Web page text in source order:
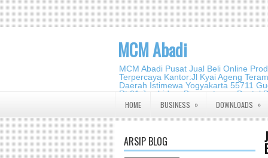
MCM Abadi
MCM Abadi Pusat Jual Beli Online
Terpercaya Kantor:Jl Kyai Ageng
Daerah Istimewa Yogyakarta 55711
Rt.01,Jambidan,
2140 2988
HOME BUSINESS » DOWNLOADS »
ARSIP BLOG